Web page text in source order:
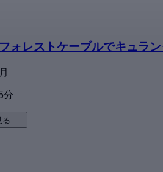
ォレストケーブルでキュラ
分
る